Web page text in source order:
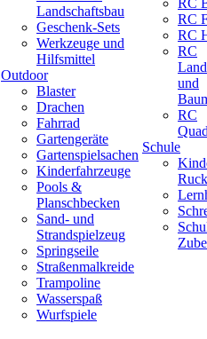
Landschaftsbau
Geschenk-Sets
Werkzeuge und
Hilfsmittel
Outdoor
Blaster
Drachen
Fahrrad
Gartengeräte
Gartenspielsachen
Kinderfahrzeuge
Pools &
Planschbecken
Sand- und
Strandspielzeug
Springseile
Straßenmalkreide
Trampoline
Wasserspaß
Wurfspiele
RC
RC
RC
und
RC
Schule